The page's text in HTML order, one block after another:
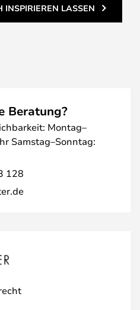
INSPIRIEREN LASSEN
Beratung?
Montag–
Samstag–Sonntag:
128